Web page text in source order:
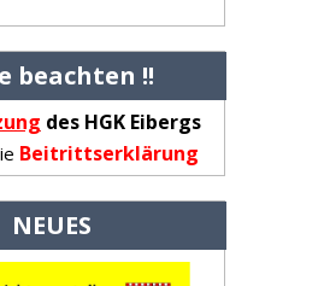
beachten !!
des HGK Eibergs
Beitrittserklärung
NEUES